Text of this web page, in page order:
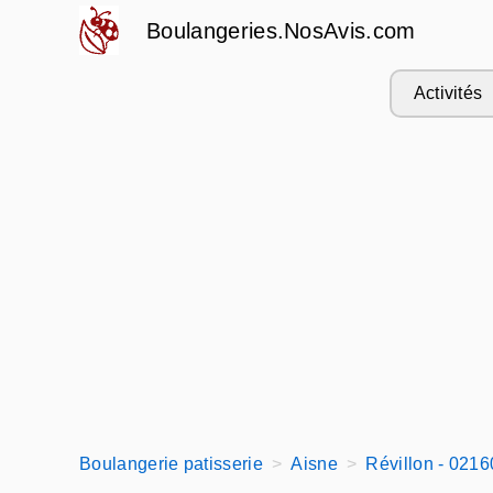
Boulangeries.NosAvis.com
Activités
Boulangerie patisserie Aisne Révillon -